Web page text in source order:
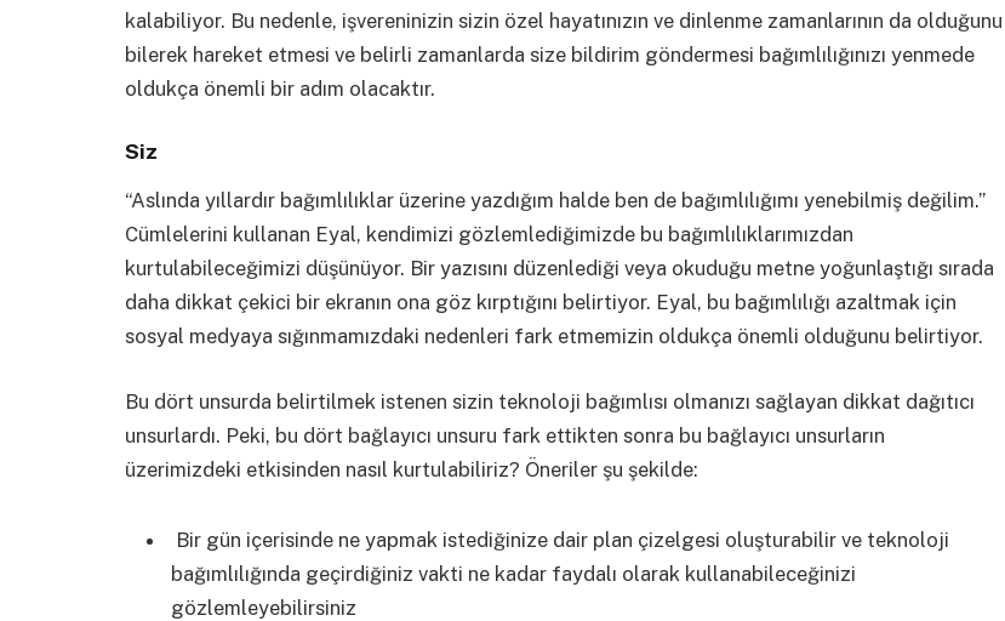
kalabiliyor. Bu nedenle, işvereninizin sizin özel hayatınızın ve dinlenme zamanlarının da olduğunu
bilerek hareket etmesi ve belirli zamanlarda size bildirim göndermesi bağımlılığınızı yenmede
oldukça önemli bir adım olacaktır.
Siz
“Aslında yıllardır bağımlılıklar üzerine yazdığım halde ben de bağımlılığımı yenebilmiş değilim.’’
Cümlelerini kullanan Eyal, kendimizi gözlemlediğimizde bu bağımlılıklarımızdan
kurtulabileceğimizi düşünüyor. Bir yazısını düzenlediği veya okuduğu metne yoğunlaştığı sırada
daha dikkat çekici bir ekranın ona göz kırptığını belirtiyor. Eyal, bu bağımlılığı azaltmak için
sosyal medyaya sığınmamızdaki nedenleri fark etmemizin oldukça önemli olduğunu belirtiyor.
Bu dört unsurda belirtilmek istenen sizin teknoloji bağımlısı olmanızı sağlayan dikkat dağıtıcı
unsurlardı. Peki, bu dört bağlayıcı unsuru fark ettikten sonra bu bağlayıcı unsurların
üzerimizdeki etkisinden nasıl kurtulabiliriz? Öneriler şu şekilde:
Bir gün içerisinde ne yapmak istediğinize dair plan çizelgesi oluşturabilir ve teknoloji
bağımlılığında geçirdiğiniz vakti ne kadar faydalı olarak kullanabileceğinizi
gözlemleyebilirsiniz